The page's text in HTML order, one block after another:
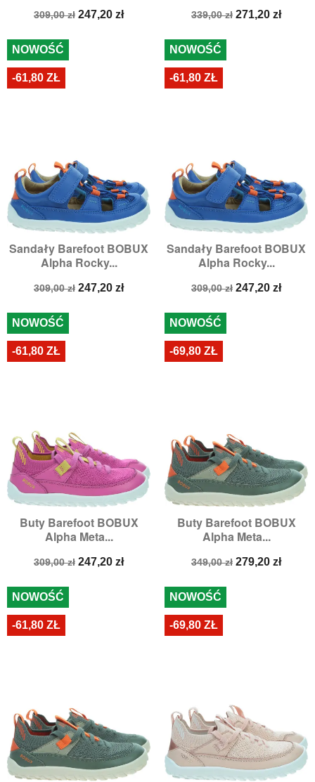
Cena
309,00 zł Cena
247,20 zł
Cena
339,00 zł Cena
271,20 zł
Sandały Barefoot BOBUX
Alpha Rocky...
Cena
309,00 zł Cena
247,20 zł
NOWOŚĆ
-61,80 ZŁ
Sandały Barefoot BOBUX
Alpha Rocky...
Cena
309,00 zł Cena
247,20 zł
NOWOŚĆ
-61,80 ZŁ
Buty Barefoot BOBUX
Alpha Meta...
Cena
309,00 zł Cena
247,20 zł
NOWOŚĆ
-61,80 ZŁ
Buty Barefoot BOBUX
Alpha Meta...
Cena
349,00 zł Cena
279,20 zł
NOWOŚĆ
-69,80 ZŁ
NOWOŚĆ
-61,80 ZŁ
NOWOŚĆ
-69,80 ZŁ